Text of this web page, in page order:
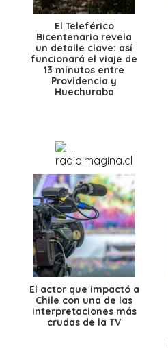
El Teleférico
Bicentenario revela
un detalle clave: así
funcionará el viaje de
13 minutos entre
Providencia y
Huechuraba
El actor que impactó a
Chile con una de las
interpretaciones más
crudas de la TV